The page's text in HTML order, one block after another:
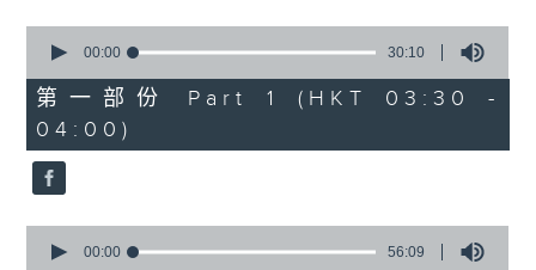
seconds
30
minutes,
10
seconds
00:00 30:10
第一部份 Part 1 (HKT 03:30 -
04:00)
seconds
00:00 56:09